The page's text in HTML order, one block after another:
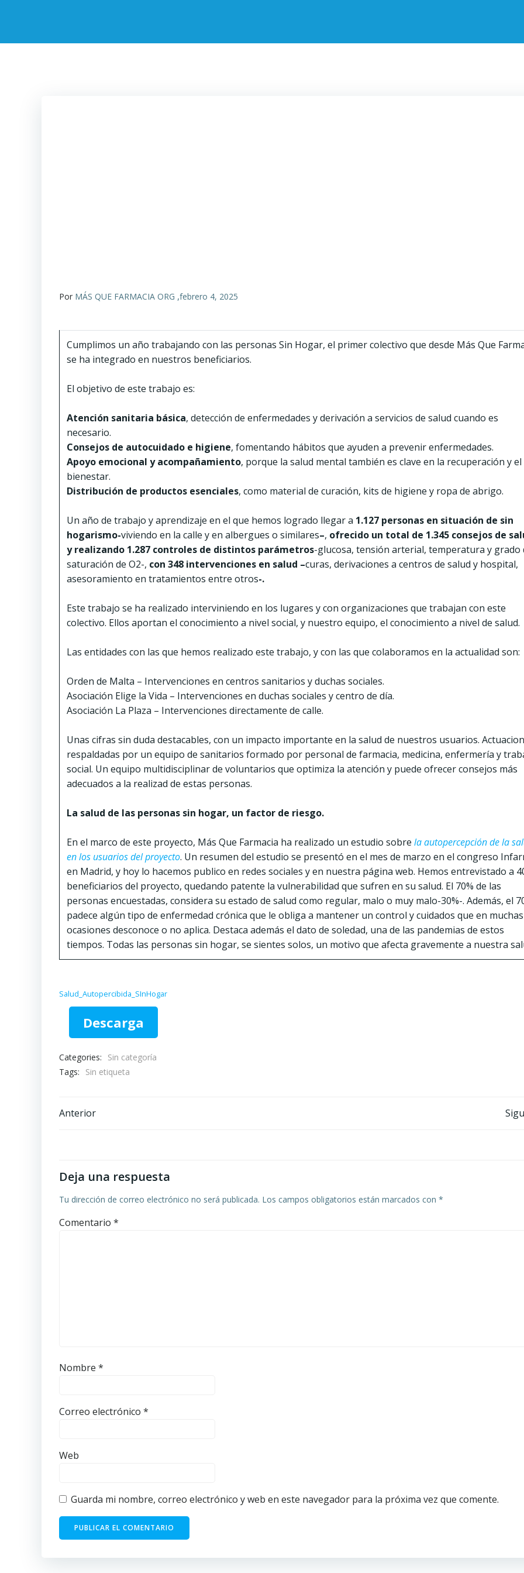
Por MÁS QUE FARMACIA ORG ,febrero 4, 2025
Cumplimos un año trabajando con las personas Sin Hogar, el primer colectivo que desde Más Que
se ha integrado en nuestros beneficiarios.
El objetivo de este trabajo es:
Atención sanitaria básica, detección de enfermedades y derivación a servicios de salud cuando es
necesario.
Consejos de autocuidado e higiene, fomentando hábitos que ayuden a prevenir enfermedades.
Apoyo emocional y acompañamiento, porque la salud mental también es clave en la recuperación y el
bienestar.
Distribución de productos esenciales, como material de curación, kits de higiene y ropa de abrigo.
Un año de trabajo y aprendizaje en el que hemos logrado llegar a 1.127 personas en situación de sin
hogarismo-viviendo en la calle y en albergues o similares–, ofrecido un total de 1.345 consejos de
y realizando 1.287 controles de distintos parámetros-glucosa, tensión arterial, temperatura y grado
saturación de O2-, con 348 intervenciones en salud –curas, derivaciones a centros de salud y hospital,
asesoramiento en tratamientos entre otros-.
Este trabajo se ha realizado interviniendo en los lugares y con organizaciones que trabajan con este
colectivo. Ellos aportan el conocimiento a nivel social, y nuestro equipo, el conocimiento a nivel de salud.
Las entidades con las que hemos realizado este trabajo, y con las que colaboramos en la actualidad son:
Orden de Malta – Intervenciones en centros sanitarios y duchas sociales.
Asociación Elige la Vida – Intervenciones en duchas sociales y centro de día.
Asociación La Plaza – Intervenciones directamente de calle.
Unas cifras sin duda destacables, con un impacto importante en la salud de nuestros usuarios.
respaldadas por un equipo de sanitarios formado por personal de farmacia, medicina, enfermería y
social. Un equipo multidisciplinar de voluntarios que optimiza la atención y puede ofrecer consejos más
adecuados a la realizad de estas personas.
La salud de las personas sin hogar, un factor de riesgo.
En el marco de este proyecto, Más Que Farmacia ha realizado un estudio sobre laautopercepción de la
en los usuarios del proyecto. Un resumen del estudio se presentó en el mes de marzo en el congreso
en Madrid, y hoy lo hacemos publico en redes sociales y en nuestra página web. Hemos entrevistado a
beneficiarios del proyecto, quedando patente la vulnerabilidad que sufren en su salud. El 70% de las
personas encuestadas, considera su estado de salud como regular, malo o muy malo-30%-. Además, el
padece algún tipo de enfermedad crónica que le obliga a mantener un control y cuidados que en muchas
ocasiones desconoce o no aplica. Destaca además el dato de soledad, una de las pandemias de estos
tiempos. Todas las personas sin hogar, se sientes solos, un motivo que afecta gravemente a nuestra
Salud_Autopercibida_SInHogar
Descarga
Categories:
Sin categoría
Tags:
Sin etiqueta
Navegación
las
entradas
Anterior
entradas
Deja una respuesta
Tu dirección de correo electrónico no será publicada. Los campos obligatorios están marcados con *
Comentario *
Nombre *
Correo electrónico *
Web
Guarda mi nombre, correo electrónico y web en este navegador para la próxima vez que comente.